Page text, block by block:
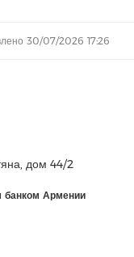
30/07/2026 17:26
дом 44/2
банком Армении